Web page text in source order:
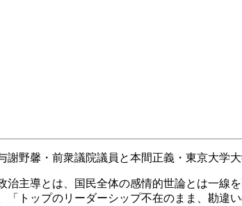
野馨・前衆議院議員と本間正義・東京大学
主導とは、国民全体の感情的世論とは一線
トップのリーダーシップ不在のまま、勘違